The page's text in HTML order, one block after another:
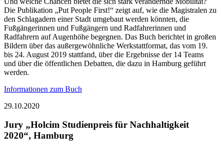
Die Publikation „Put People First!“ zeigt auf, wie die Magistralen zu
den Schlagadern einer Stadt umgebaut werden könnten, die
Fußgängerinnen und Fußgängern und Radfahrerinnen und
Radfahrern auf Augenhöhe begegnen. Das Buch berichtet in großen
Bildern über das außergewöhnliche Werkstattformat, das vom 19.
bis 24. August 2019 stattfand, über die Ergebnisse der 14 Teams
und über die öffentlichen Debatten, die dazu in Hamburg geführt
werden.
Informationen zum Buch
29.10.2020
Jury „Holcim Studienpreis für Nachhaltigkeit
2020“, Hamburg